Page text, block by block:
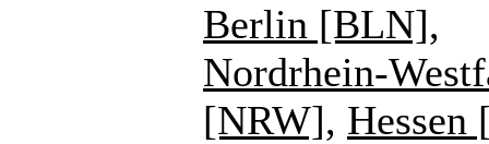
Berlin [BLN],
Nordrhein-
[NRW], Hessen